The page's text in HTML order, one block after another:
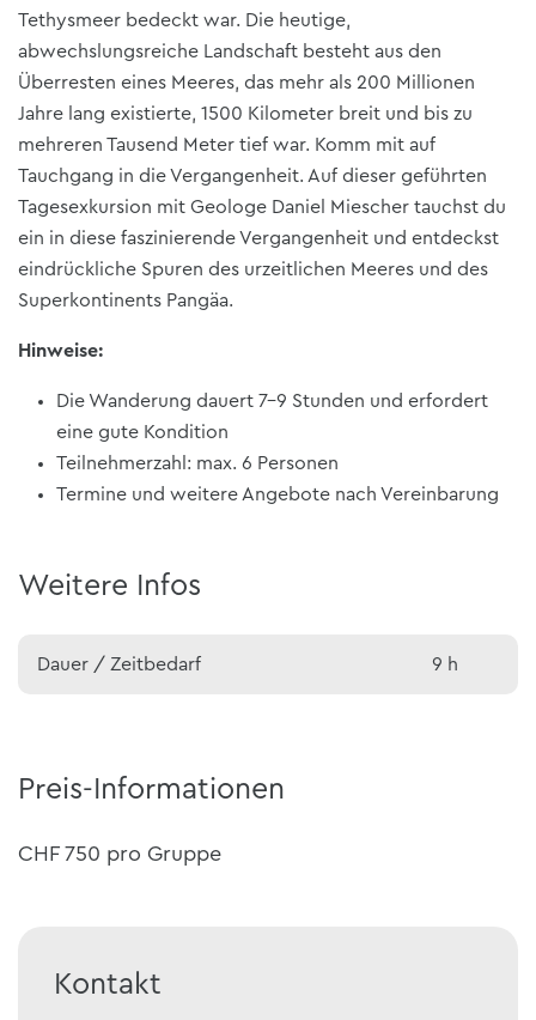
Tethysmeer bedeckt war. Die heutige,
abwechslungsreiche Landschaft besteht aus den
Überresten eines Meeres, das mehr als 200 Millionen
Jahre lang existierte, 1500 Kilometer breit und bis zu
mehreren Tausend Meter tief war. Komm mit auf
Tauchgang in die Vergangenheit. Auf dieser geführten
Tagesexkursion mit Geologe Daniel Miescher tauchst du
ein in diese faszinierende Vergangenheit und entdeckst
eindrückliche Spuren des urzeitlichen Meeres und des
Superkontinents Pangäa.
Hinweise:
Die Wanderung dauert 7-9 Stunden und erfordert
eine gute Kondition
Teilnehmerzahl: max. 6 Personen
Termine und weitere Angebote nach Vereinbarung
Weitere Infos
Dauer / Zeitbedarf 9 h
Preis-Informationen
CHF 750 pro Gruppe
Kontakt